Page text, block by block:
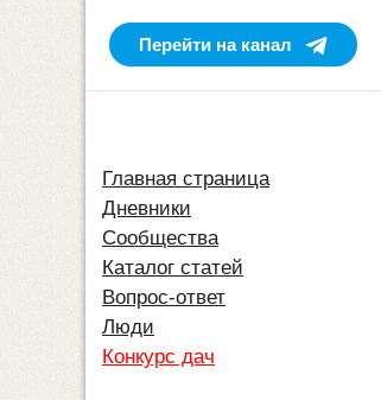
Перейти на канал
Главная страница
Дневники
Сообщества
Каталог статей
Вопрос-ответ
Люди
Конкурс дач